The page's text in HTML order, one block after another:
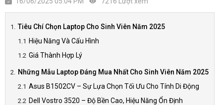
Tiêu Chí Chọn Laptop Cho Sinh Viên Năm 2025
Hiệu Năng Và Cấu Hình
Giá Thành Hợp Lý
Những Mẫu Laptop Đáng Mua Nhất Cho Sinh Viên Năm 2025
Asus B1502CV – Sự Lựa Chọn Tối Ưu Cho Tính Di Động
Dell Vostro 3520 – Độ Bền Cao, Hiệu Năng Ổn Định